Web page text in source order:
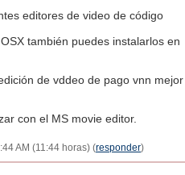
editores de video de código
también puedes instalarlos en
de vddeo de pago vnn mejor
con el MS movie editor.
AM (11:44 horas) (responder)